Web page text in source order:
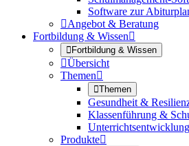
Software zur
Angebot & Beratung
Fortbildung & Wissen
Fortbildung & Wissen
Übersicht
Themen
Themen
Gesundheit &
Klassenführung &
Produkte